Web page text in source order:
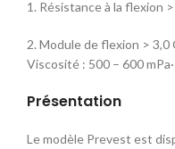
1. Résistance à la flexion
2. Module de flexion >
Viscosité : 500 – 600
Présentation
Le modèle Prevest est